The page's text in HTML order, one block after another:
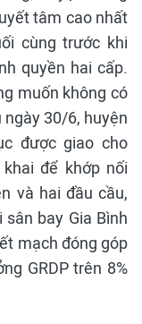
tâm cao nhất
cùng trước khi
quyền hai cấp.
muốn không có
30/6, huyện
được giao cho
để khớp nối
và hai đầu cầu,
bay Gia Bình
mạch đóng góp
GRDP trên 8%